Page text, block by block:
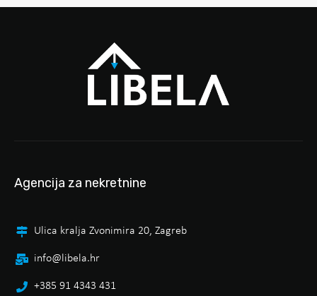
Agencija za nekretnine
Ulica kralja Zvonimira 20, Zagreb
info@libela.hr
+385 91 4343 431